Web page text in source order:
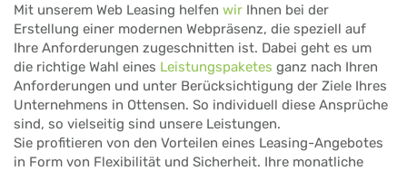
Mit unserem Web Leasing helfen wir Ihnen bei der
Erstellung einer modernen Webpräsenz, die speziell auf
Ihre Anforderungen zugeschnitten ist. Dabei geht es um
die richtige Wahl eines Leistungspaketes ganz nach Ihren
Anforderungen und unter Berücksichtigung der Ziele Ihres
Unternehmens in Ottensen. So individuell diese Ansprüche
sind, so vielseitig sind unsere Leistungen.
Sie profitieren von den Vorteilen eines Leasing-Angebotes
in Form von Flexibilität und Sicherheit. Ihre monatliche